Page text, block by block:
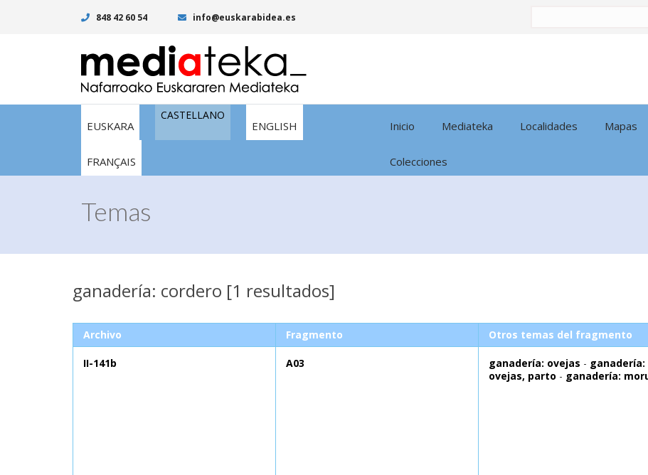
848 42 60 54 info@euskarabidea.es
EUSKARA
CASTELLANO
ENGLISH
FRANÇAIS
Inicio Mediateka Localidades Mapas
Colecciones
Temas
ganadería: cordero [1 resultados]
Archivo Fragmento Otros temas del fragmento
II-141b A03 ganadería: ovejas - ganadería:
ovejas, parto - ganadería: